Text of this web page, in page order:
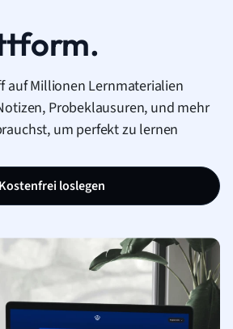
auf Millionen Lernmaterialien
Probeklausuren, und mehr
um perfekt zu lernen
Kostenfrei loslegen